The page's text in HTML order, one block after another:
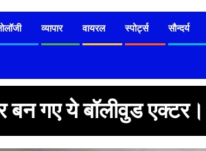
व्यापार वायरल स्पोर्ट्स सौन्दर्य
बन गए ये बॉलीवुड एक्टर।